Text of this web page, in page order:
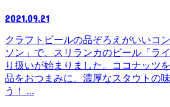
2021.09.21
クラフトビールの品ぞろえがいいコ
ソン」で、スリランカのビール「ラ
り扱いが始まりました。ココナッツ
品をおつまみに、濃厚なスタウトの
う！ ...